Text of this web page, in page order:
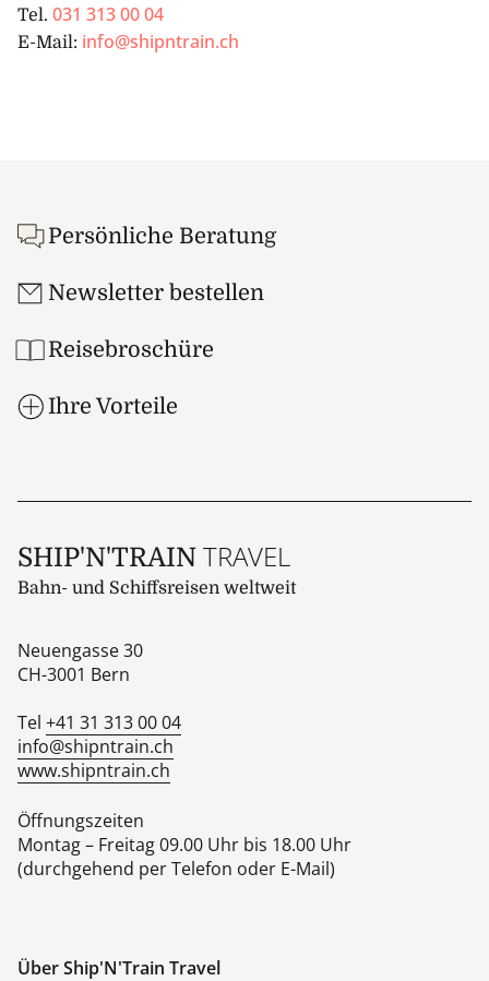
Tel. 031 313 00 04
E-Mail: info@shipntrain.ch
Persönliche Beratung
Newsletter bestellen
Reisebroschüre
Ihre Vorteile
SHIP'N'TRAIN TRAVEL
Bahn- und Schiffsreisen weltweit
Neuengasse 30
CH-3001 Bern
Tel +41 31 313 00 04
info@shipntrain.ch
www.shipntrain.ch
Öffnungszeiten
Montag – Freitag 09.00 Uhr bis 18.00 Uhr
(durchgehend per Telefon oder E-Mail)
Über Ship'N'Train Travel